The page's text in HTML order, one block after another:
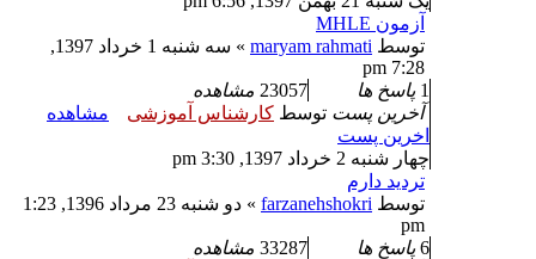
آزمون MHLE
توسط maryam rahmati
» سه شنبه 1 خرداد 1397,
7:28 pm
1 پاسخ ها 23057 مشاهده
آخرین پست توسط کارشناس آموزشی
مشاهده
اخرین پست
چهار شنبه 2 خرداد 1397, 3:30 pm
تردید دارم
توسط farzanehshokri
» دو شنبه 23 مرداد 1396, 1:23
pm
6 پاسخ ها 33287 مشاهده